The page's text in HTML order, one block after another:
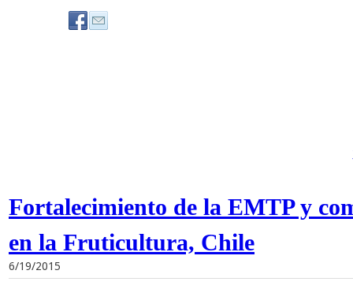
Fortalecimiento de la EMTP y
en la Fruticultura, Chile
6/19/2015